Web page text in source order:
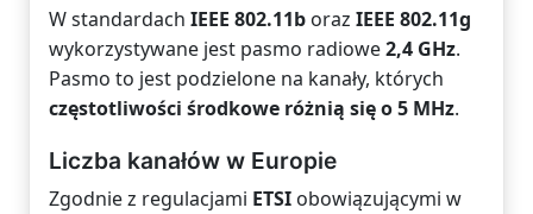
W standardach IEEE 802.11b oraz IEEE 802.11g
wykorzystywane jest pasmo radiowe2,4 GHz.
Pasmo to jest podzielone na kanały, których
częstotliwości środkowe różnią się o 5 MHz.
Liczba kanałów w Europie
Zgodnie z regulacjami ETSI obowiązującymi w